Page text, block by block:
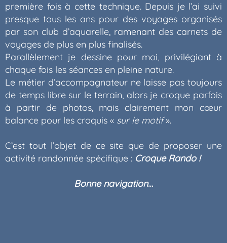
première fois à cette technique. Depuis je l’ai suivi
presque tous les ans pour des voyages organisés
par son club d’aquarelle, ramenant des carnets de
voyages de plus en plus finalisés.
Parallèlement je dessine pour moi, privilégiant à
chaque fois les séances en pleine nature.
Le métier d’accompagnateur ne laisse pas toujours
de temps libre sur le terrain, alors je croque parfois
à partir de photos, mais clairement mon cœur
balance pour les croquis « sur le motif».
C’est tout l’objet de ce site que de proposer une
activité randonnée spécifique : Croque Rando !
Bonne navigation…